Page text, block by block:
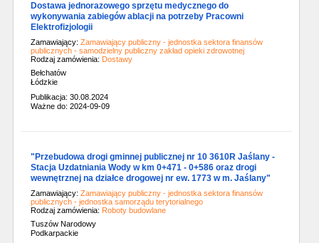
Dostawa jednorazowego sprzętu medycznego do
wykonywania zabiegów ablacji na potrzeby Pracowni
Elektrofizjologii
Zamawiający: Zamawiający publiczny - jednostka sektora finansów
publicznych - samodzielny publiczny zakład opieki zdrowotnej
Rodzaj zamówienia: Dostawy
Bełchatów
Łódzkie
Publikacja: 30.08.2024
Ważne do: 2024-09-09
"Przebudowa drogi gminnej publicznej nr 10 3610R Jaślany -
Stacja Uzdatniania Wody w km 0+471 - 0+586 oraz drogi
wewnętrznej na działce drogowej nr ew. 1773 w m. Jaślany"
Zamawiający: Zamawiający publiczny - jednostka sektora finansów
publicznych - jednostka samorządu terytorialnego
Rodzaj zamówienia: Roboty budowlane
Tuszów Narodowy
Podkarpackie